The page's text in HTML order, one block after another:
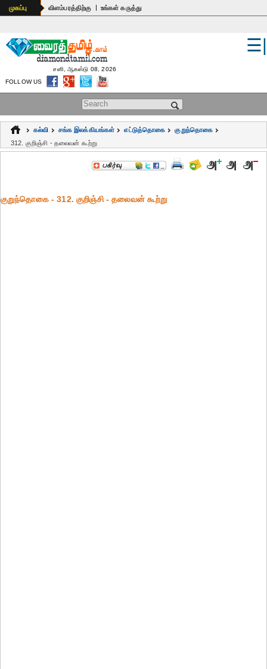
உலகம்
பொதுஅறிவு
கல்வி
ஆன்மிகம்
முகப்பு விளம்பரத்திற்கு | உங்கள் கருத்து
Search form
☰|
சனி, ஆகஸ்டு 08, 2026
FOLLOW US
கல்வி சங்க இலக்கியங்கள் எட்டுத்தொகை
குறுந்தொகை
312. குறிஞ்சி - தலைவன் கூற்று
குறுந்தொகை - 312. குறிஞ்சி - தலைவன் கூற்று